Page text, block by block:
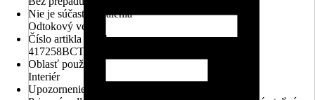
Nie je súčasťou balenia
Odtokový ventil
Číslo artikla výrobcu
417258BCT8
Oblasť použitia
Interiér
Upozornenie